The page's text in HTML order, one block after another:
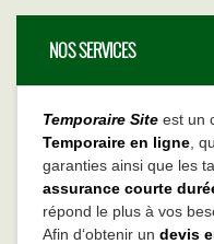
NOS SERVICES
Temporaire Site est un
Temporaire en ligne ,
garanties ainsi que les
assurance courte
répond le plus à vos
Afin d‘obtenir un devis